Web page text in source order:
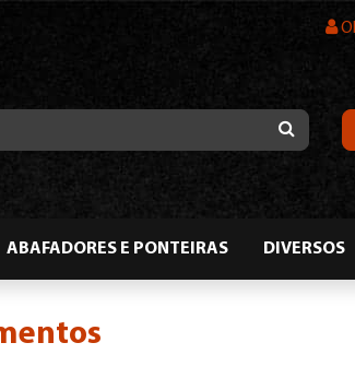
ABAFADORES E PONTEIRAS DIVERSOS